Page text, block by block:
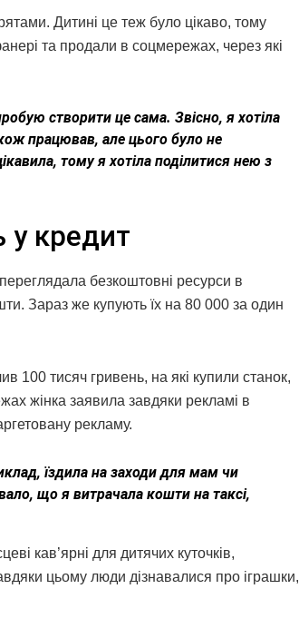
Дитині це теж було цікаво, тому
та продали в соцмережах, через які
створити це сама. Звісно, я хотіла
працював, але цього було не
тому я хотіла поділитися нею з
у кредит
безкоштовні ресурси в
Зараз же купують їх на 80 000 за один
100 тисяч гривень, на які купили станок,
жінка заявила завдяки рекламі в
рекламу.
їздила на заходи для мам чи
що я витрачала кошти на таксі,
кав’ярні для дитячих куточків,
цьому люди дізнавалися про іграшки,